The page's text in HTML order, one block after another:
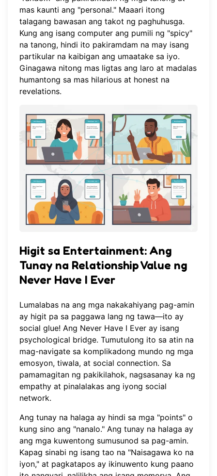
mas kaunti ang "personal." Maaari itong
talagang bawasan ang takot ng paghuhusga.
Kung ang isang computer ang pumili ng "spicy"
na tanong, hindi ito pakiramdam na may isang
partikular na kaibigan ang umaatake sa iyo.
Ginagawa nitong mas ligtas ang laro at madalas
humantong sa mas hilarious at honest na
revelations.
Higit sa Entertainment: Ang
Tunay na Relationship Value ng
Never Have I Ever
Lumalabas na ang mga nakakahiyang pag-amin
ay higit pa sa paggawa lang ng tawa—ito ay
social glue! Ang Never Have I Ever ay isang
psychological bridge. Tumutulong ito sa atin na
mag-navigate sa komplikadong mundo ng mga
emosyon, tiwala, at social connection. Sa
pamamagitan ng pakikilahok, nagsasanay ka ng
empathy at pinalalakas ang iyong social
network.
Ang tunay na halaga ay hindi sa mga "points" o
kung sino ang "nanalo." Ang tunay na halaga ay
ang mga kuwentong sumusunod sa pag-amin.
Kapag sinabi ng isang tao na "Naisagawa ko na
iyon," at pagkatapos ay ikinuwento kung paano